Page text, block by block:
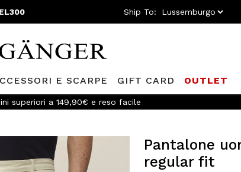
Ship To:
E SCARPE GIFT CARD OUTLET
superiori a 149,90€ e reso facile
Pantalone
regular fit